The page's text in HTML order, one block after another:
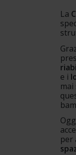
La
e i
per